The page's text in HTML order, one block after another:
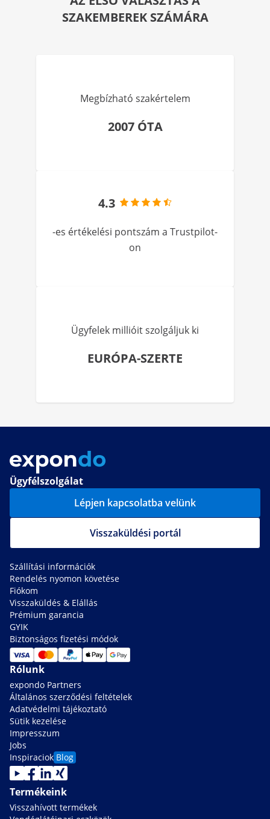
SZAKEMBEREK SZÁMÁRA
Megbízható szakértelem
2007 ÓTA
4.3
-es értékelési pontszám a Trustpilot-
on
Ügyfelek millióit szolgáljuk ki
EURÓPA-SZERTE
Ügyfélszolgálat
Lépjen kapcsolatba velünk
Visszaküldési portál
Szállítási információk
Rendelés nyomon követése
Fiókom
Visszaküldés & Elállás
Prémium garancia
GYIK
Biztonságos fizetési módok
Rólunk
expondo Partners
Általános szerződési feltételek
Adatvédelmi tájékoztató
Sütik kezelése
Impresszum
Jobs
Inspiraciok Blog
Termékeink
Visszahívott termékek